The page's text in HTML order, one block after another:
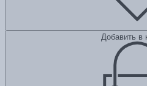
Добавить в